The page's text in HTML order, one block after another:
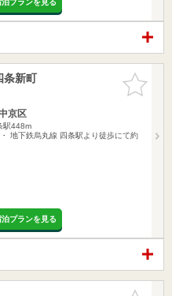
プランを見る
お気に入
りに追加
新町
京区
駅448m
地下鉄烏丸線 四条駅より徒歩にて約
プランを見る